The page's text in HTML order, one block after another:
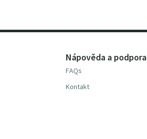
Nápověda a podpora
FAQs
Kontakt